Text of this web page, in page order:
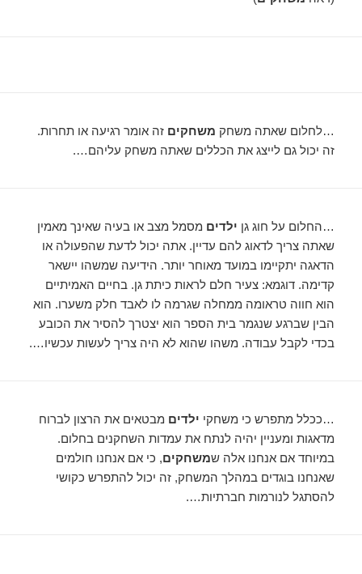
…לחלום שאתה משחק משחקים זה אומר רגיעה או תחרות.
זה יכול גם לייצג את הכללים שאתה משחק עליהם….
…החלום על חוג גן ילדים מסמל מצב או בעיה שאינך מאמין
שאתה צריך לדאוג להם עדיין. אתה יכול לדעת שהפעולה או
הדאגה יתקיימו במועד מאוחר יותר. הידיעה שמשהו יישאר
קדימה. דוגמא: צעיר חלם לראות כיתת גן. בחיים האמיתיים
הוא חווה טראומה ממחלה שגרמה לו לאבד חלק משערו. הוא
הבין שברגע שנגמר בית הספר הוא יצטרך להסיר את הכובע
בכדי לקבל עבודה. משהו שהוא לא היה צריך לעשות עכשיו….
…ככלל מתפרש כי משחקי ילדים מבטאים את הרצון לברוח
מדאגות ומעניין יהיה לנתח את עמדות השחקנים בחלום.
במיוחד אם אנחנו אלה שמשחקים, כי אם אנחנו חולמים
שאנחנו בוגדים במהלך המשחק, זה יכול להתפרש כקושי
להסתגל לנורמות חברתיות….